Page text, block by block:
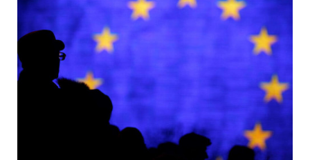
českým a rakouským protějškem Andrejem Babišem a
Christianem Stockerem v Bratislavě uvedl slovenský
premiér Robert Fico.